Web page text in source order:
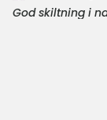
God skiltning i